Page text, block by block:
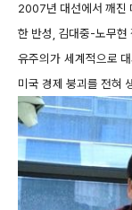
2007년 대선에서 깨진
한 반성, 김대중-노무현
유주의가 세계적으로
미국 경제 붕괴를 전혀